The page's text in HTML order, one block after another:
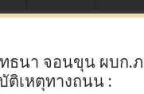
ธนา จอนขุน ผบก.
ติเหตุทางถนน :